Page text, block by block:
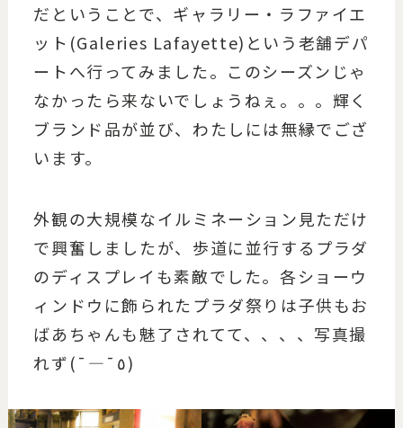
だということで、ギャラリー・ラファイエ
ット(Galeries Lafayette)という老舗デパ
ートへ行ってみました。このシーズンじゃ
なかったら来ないでしょうねぇ。。。輝く
ブランド品が並び、わたしには無縁でござ
います。
外観の大規模なイルミネーション見ただけ
で興奮しましたが、歩道に並行するプラダ
のディスプレイも素敵でした。各ショーウ
ィンドウに飾られたプラダ祭りは子供もお
ばあちゃんも魅了されてて、、、、写真撮
れず(¯―¯٥)